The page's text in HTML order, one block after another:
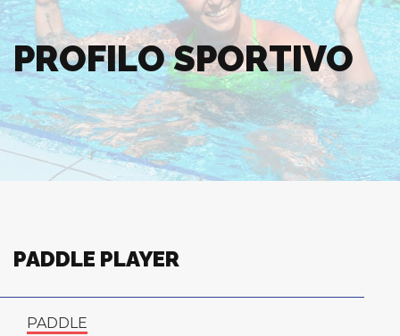
PROFILO SPORTIVO
PADDLE PLAYER
PADDLE